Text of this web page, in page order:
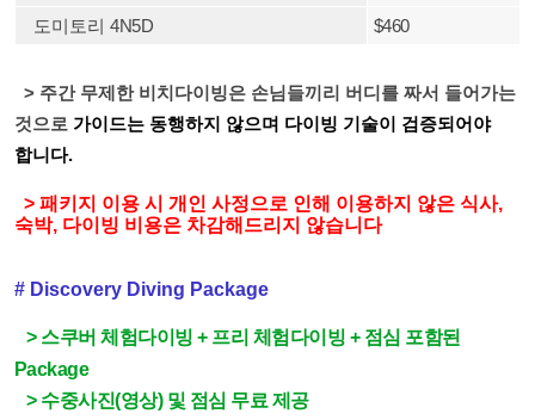
도미토리 4N5D $460
> 주간 무제한 비치다이빙은 손님들끼리 버디를 짜서 들어가는
것으로가이드는 동행하지 않으며 다이빙 기술이 검증되어야
합니다.
> 패키지 이용 시 개인 사정으로 인해 이용하지 않은 식사,
숙박, 다이빙 비용은 차감해드리지 않습니다
# Discovery Diving Package
> 스쿠버 체험다이빙 + 프리 체험다이빙 + 점심 포함된
Package
> 수중사진(영상) 및 점심 무료 제공